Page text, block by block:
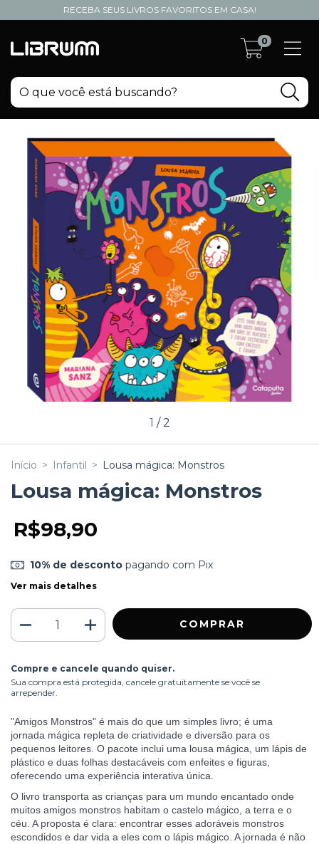
RECEBA SEUS LIVROS FAVORITOS EM CASA!
0
1 /2
Início > Infantil > Lousa mágica: Monstros
Lousa mágica: Monstros
R$98,90
10% de descontopagando com Pix
Ver mais detalhes
Compre e cancele quando quiser.
Sua compra está protegida, cancele gratuitamente se você se
arrepender.
"Amigos Monstros" é mais do que um simples livro; é uma
jornada mágica repleta de criatividade e diversão para os
pequenos leitores. O pacote inclui uma lousa mágica, um lápis de
plástico e duas folhas destacáveis com enfeites e figuras,
oferecendo uma experiência interativa única.
O livro transporta as crianças para um mundo encantado onde
muitos amigos monstros habitam o castelo mágico, a terra e o
céu. A proposta é clara: encontrar esses adoráveis monstros
escondidos e dar vida a eles com o lápis mágico. A jornada é não